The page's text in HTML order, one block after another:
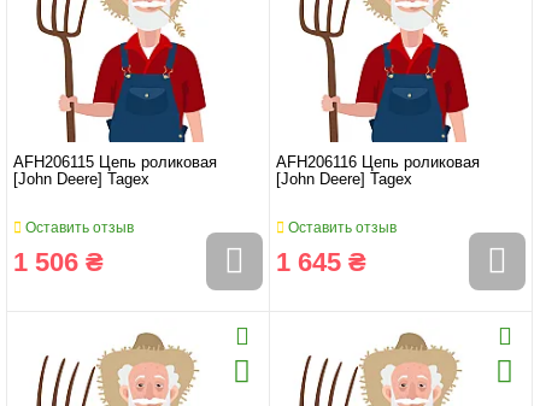
AFH206115 Цепь роликовая
[John Deere] Tagex
Оставить отзыв
1 506 ₴
AFH206116 Цепь роликовая
[John Deere] Tagex
Оставить отзыв
1 645 ₴